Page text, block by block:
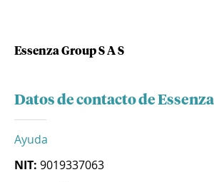
Essenza Group S A S
Datos de contacto de Essenza
Ayuda
NIT: 9019337063